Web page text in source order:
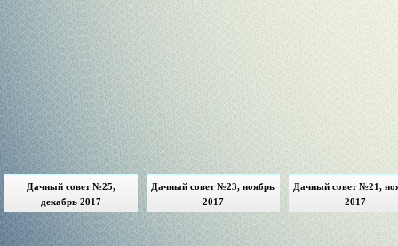
Дачный совет №25,
декабрь 2017
Дачный совет №23, ноябрь
2017
Дачный совет №21,
2017